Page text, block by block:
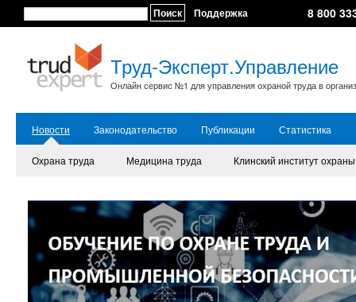
Поиск Поддержка 8 800
Труд-Эксперт.Управление
Онлайн сервис №1 для управления охраной труда в
Новости Законодательство Публикации Статистика
Охрана труда Медицина труда Клинский институт